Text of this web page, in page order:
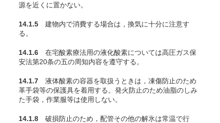
源を近くに置かない。
14.1.5 建物内で消費する場合は，換気に十分に注意す
る。
14.1.6 在宅酸素療法用の液化酸素については高圧ガス保
安法第20条の五の周知内容を遵守する。
14.1.7 液体酸素の容器を取扱うときは，凍傷防止のため
革手袋等の保護具を着用する。発火防止のため油脂のしみ
た手袋，作業服等は使用しない。
14.1.8 破損防止のため，配管その他の解氷は常温で行